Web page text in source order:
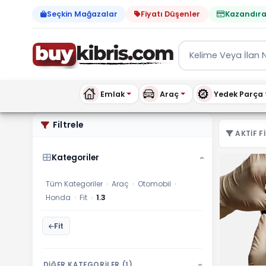
Seçkin Mağazalar Fiyatı Düşenler
Emlak Araç Yedek Parça
Honda 1.3 ilanları,
Filtrele
Kategoriler ›
Tüm Kategoriler › Araç › Otomobil ›
Honda › Fit › 1.3
Fit
›
AKTIF